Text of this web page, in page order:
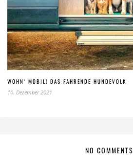
WOHN‘ MOBIL! DAS FAHRENDE HUNDEVOLK
10. Dezember 2021
NO COMMENTS